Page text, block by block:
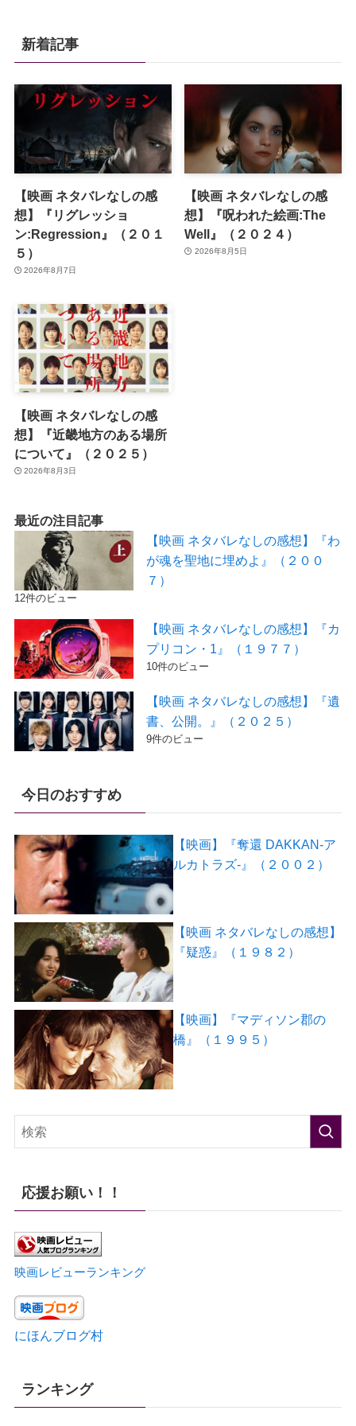
新着記事
【映画 ネタバレなしの感
想】『リグレッショ
ン:Regression』（２０１
５）
2026年8月7日
【映画 ネタバレなしの感
想】『呪われた絵画:The
Well』（２０２４）
2026年8月5日
【映画 ネタバレなしの感
想】『近畿地方のある場所
について』（２０２５）
2026年8月3日
最近の注目記事
【映画 ネタバレなしの感想】『わ
が魂を聖地に埋めよ』（２００
７）
12件のビュー
【映画 ネタバレなしの感想】『カ
プリコン・1』（１９７７）
10件のビュー
【映画 ネタバレなしの感想】『遺
書、公開。』（２０２５）
9件のビュー
今日のおすすめ
【映画】『奪還 DAKKAN-ア
ルカトラズ-』（２００２）
【映画 ネタバレなしの感想】
『疑惑』（１９８２）
【映画】『マディソン郡の
橋』（１９９５）
応援お願い！！
映画レビューランキング
にほんブログ村
ランキング